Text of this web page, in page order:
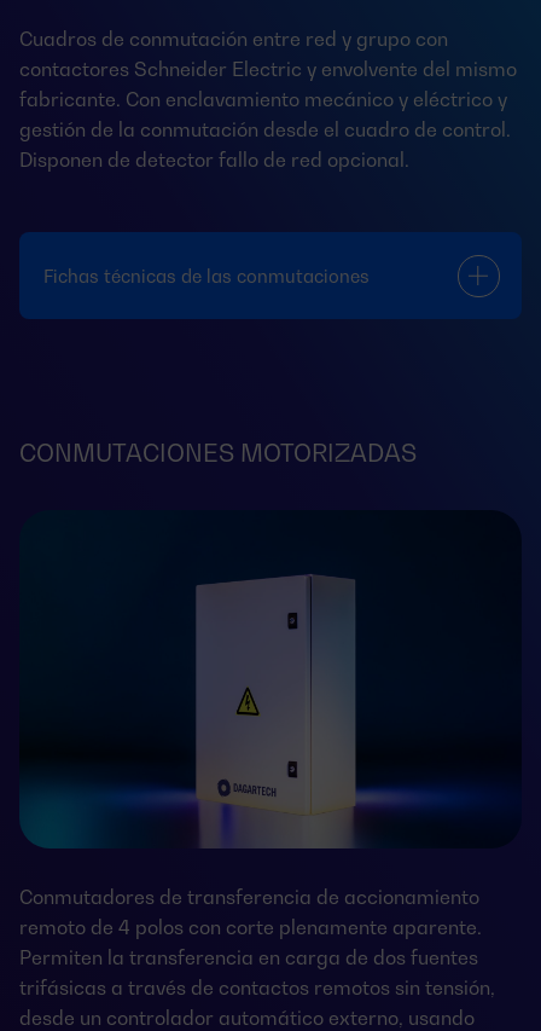
Cuadros de conmutación entre red y grupo con
contactores Schneider Electric y envolvente del mismo
fabricante. Con enclavamiento mecánico y eléctrico y
gestión de la conmutación desde el cuadro de control.
Disponen de detector fallo de red opcional.
Fichas técnicas de las conmutaciones
CONMUTACIONES MOTORIZADAS
Conmutadores de transferencia de accionamiento
remoto de 4 polos con corte plenamente aparente.
Permiten la transferencia en carga de dos fuentes
trifásicas a través de contactos remotos sin tensión,
desde un controlador automático externo, usando